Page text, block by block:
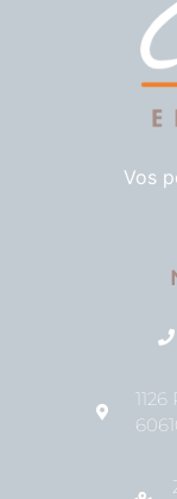
Vos